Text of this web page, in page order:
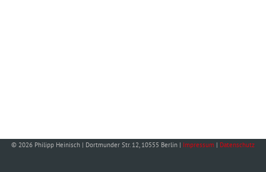
© 2026 Philipp Heinisch | Dortmunder Str. 12, 10555 Berlin | Impressum | Datenschutz